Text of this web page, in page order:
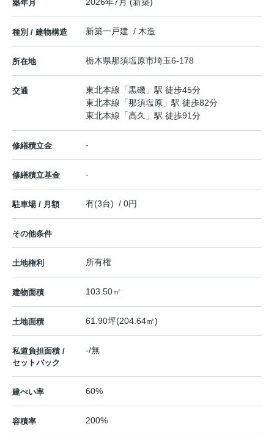
築年月 2026年7月 (新築)
種別 / 建物構造 新築一戸建 / 木造
所在地 栃木県那須塩原市埼玉6-178
交通 東北本線 「黒磯 」駅 徒歩45分
東北本線 「那須塩原 」駅 徒歩82分
東北本線 「高久 」駅 徒歩91分
修繕積立金 -
修繕積立基金 -
駐車場 / 月額 有(3台) / 0円
その他条件
土地権利 所有権
建物面積 103.50㎡
土地面積 61.90坪(204.64㎡)
私道負担面積 /
セットバック
-/無
建ぺい率 60%
容積率 200%